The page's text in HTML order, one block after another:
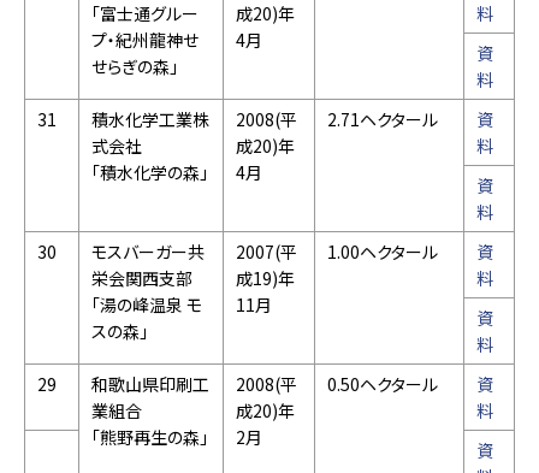
「富士通グルー
プ・紀州龍神せ
せらぎの森」
成20)年
4月
料
資
料
31
積水化学工業株
式会社
「積水化学の森」
2008(平
成20)年
4月
2.71ヘクタール
資
料
資
料
30
モスバーガー共
栄会関西支部
「湯の峰温泉 モ
スの森」
2007(平
成19)年
11月
1.00ヘクタール
資
料
資
料
29
和歌山県印刷工
業組合
「熊野再生の森」
2008(平
成20)年
2月
0.50ヘクタール
資
料
資